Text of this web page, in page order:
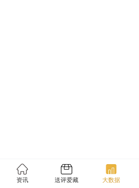
资讯 送评爱藏 大数据